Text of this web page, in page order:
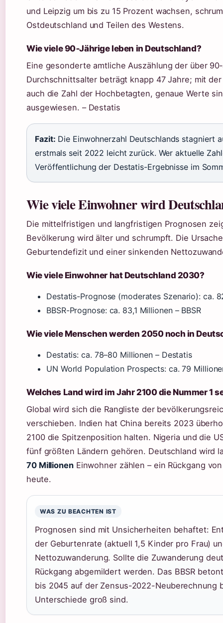
und Leipzig um bis zu 15 Prozent wachsen,
Ostdeutschland und Teilen des Westens.
Wie viele 90‑Jährige leben in Deutschland?
Eine gesonderte amtliche Auszählung der über
Durchschnittsalter beträgt knapp 47 Jahre; mit
auch die Zahl der Hochbetagten, genaue Werte
ausgewiesen. – Destatis
Fazit: Die Einwohnerzahl Deutschlands stagniert
erstmals seit 2022 leicht zurück. Wer aktuelle
Veröffentlichung der Destatis-Ergebnisse im
Wie viele Einwohner wird
Die mittelfristigen und langfristigen Prognosen
Bevölkerung wird älter und schrumpft. Die
Geburtendefizit und einer sinkenden
Wie viele Einwohner hat Deutschland 2030?
Destatis-Prognose (moderates Szenario): ca.
BBSR-Prognose: ca. 83,1 Millionen – BBSR
Wie viele Menschen werden 2050 noch in
Destatis: ca. 78–80 Millionen – Destatis
UN World Population Prospects: ca. 79
Welches Land wird im Jahr 2100 die Nummer 1
Global wird sich die Rangliste der
verschieben. Indien hat China bereits 2023
2100 die Spitzenposition halten. Nigeria und die
fünf größten Ländern gehören. Deutschland wird
70 MillionenEinwohner zählen – ein Rückgang
heute.
WAS ZU BEACHTEN IST
Prognosen sind mit Unsicherheiten behaftet:
der Geburtenrate (aktuell 1,5 Kinder pro Frau)
Nettozuwanderung. Sollte die Zuwanderung
Rückgang abgemildert werden. Das BBSR
bis 2045 auf der Zensus-2022-Neuberechnung
Unterschiede groß sind.